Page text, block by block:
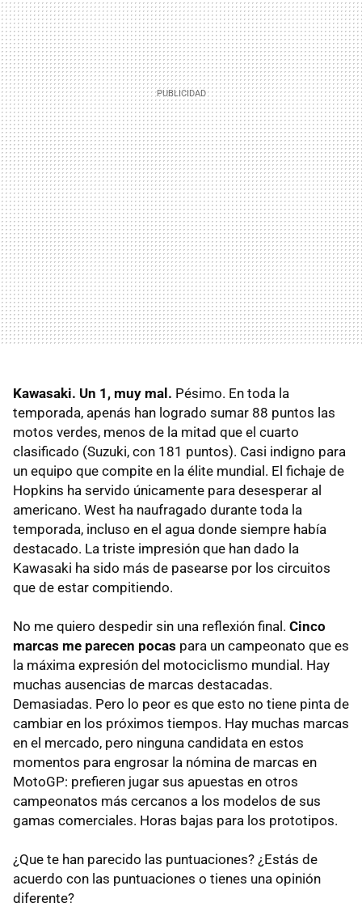
Kawasaki. Un 1, muy mal. Pésimo. En toda la
temporada, apenás han logrado sumar 88 puntos las
motos verdes, menos de la mitad que el cuarto
clasificado (Suzuki, con 181 puntos). Casi indigno para
un equipo que compite en la élite mundial. El fichaje de
Hopkins ha servido únicamente para desesperar al
americano. West ha naufragado durante toda la
temporada, incluso en el agua donde siempre había
destacado. La triste impresión que han dado la
Kawasaki ha sido más de pasearse por los circuitos
que de estar compitiendo.
No me quiero despedir sin una reflexión final. Cinco
marcas me parecen pocas para un campeonato que es
la máxima expresión del motociclismo mundial. Hay
muchas ausencias de marcas destacadas.
Demasiadas. Pero lo peor es que esto no tiene pinta de
cambiar en los próximos tiempos. Hay muchas marcas
en el mercado, pero ninguna candidata en estos
momentos para engrosar la nómina de marcas en
MotoGP: prefieren jugar sus apuestas en otros
campeonatos más cercanos a los modelos de sus
gamas comerciales. Horas bajas para los prototipos.
¿Que te han parecido las puntuaciones? ¿Estás de
acuerdo con las puntuaciones o tienes una opinión
diferente?